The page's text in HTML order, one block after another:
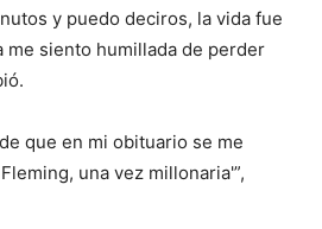
y puedo deciros, la vida fue
me siento humillada de perder
que en mi obituario se me
una vez millonaria'”,